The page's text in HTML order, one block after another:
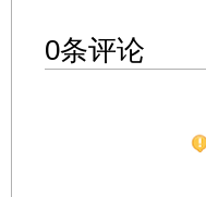
0条评论